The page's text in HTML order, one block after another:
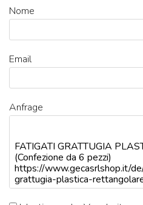
Nome
Email
Anfrage